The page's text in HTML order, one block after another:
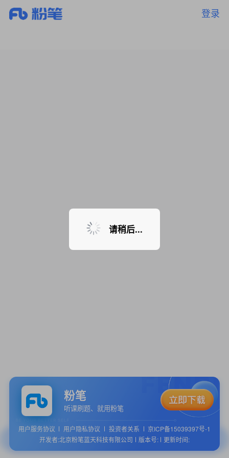
登录
暂无课程，敬请期待
粉笔
听课刷题、就用粉笔
用户服务协议 用户隐私协议 投资者关系
京ICP备15039397号-1
开发者:北京粉笔蓝天科技有限公司
版本号: 更新时间:
请稍后...